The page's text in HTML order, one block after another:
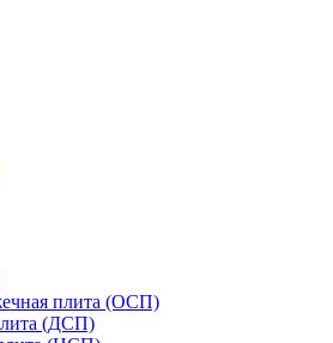
плита (ОСП)
(ДСП)